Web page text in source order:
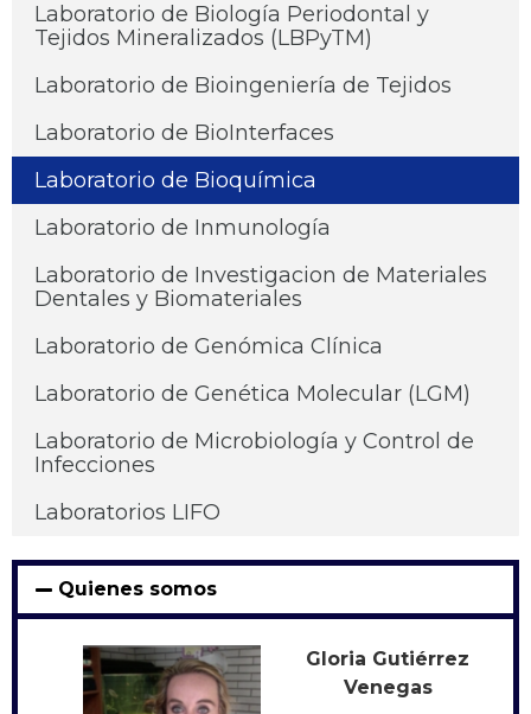
Laboratorio de Biología Periodontal y
Tejidos Mineralizados (LBPyTM)
Laboratorio de Bioingeniería de Tejidos
Laboratorio de BioInterfaces
Laboratorio de Bioquímica
Laboratorio de Inmunología
Laboratorio de Investigacion de Materiales
Dentales y Biomateriales
Laboratorio de Genómica Clínica
Laboratorio de Genética Molecular (LGM)
Laboratorio de Microbiología y Control de
Infecciones
Laboratorios LIFO
Quienes somos
Gloria Gutiérrez
Venegas